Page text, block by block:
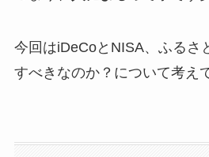
今回はiDeCoとNISA、ふるさ
すべきなのか？について考え